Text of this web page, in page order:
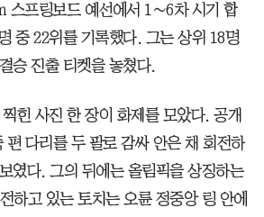
스프링보드 예선에서 1∼6차 시기 합
중 22위를 기록했다. 그는 상위 18명
승 진출 티켓을 놓쳤다.
힌 사진 한 장이 화제를 모았다. 공개
편 다리를 두 팔로 감싸 안은 채 회전하
였다. 그의 뒤에는 올림픽을 상징하는
하고 있는 토치는 오륜 정중앙 링 안에